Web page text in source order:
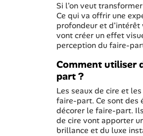
Si l'on veut
Ce qui va offrir une
profondeur et d'intérêt
vont créer un effet
perception du faire-
Comment utiliser
part ?
Les seaux de cire et
faire-part. Ce sont
décorer le faire-part.
de cire vont apporter
brillance et du luxe